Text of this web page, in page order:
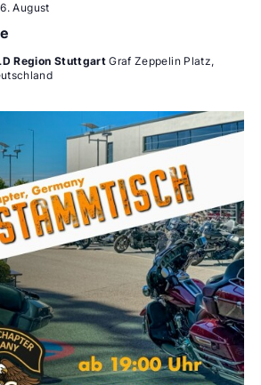
August
Region StuttgartGraf Zeppelin Platz,